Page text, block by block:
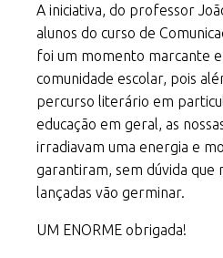
A iniciativa, do professor
alunos do curso de
foi um momento marcante
comunidade escolar, pois
percurso literário em
educação em geral, as
irradiavam uma energia e
garantiram, sem dúvida que
lançadas vão germinar.
UM ENORME obrigada!